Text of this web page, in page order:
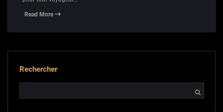
Read More
Rechercher